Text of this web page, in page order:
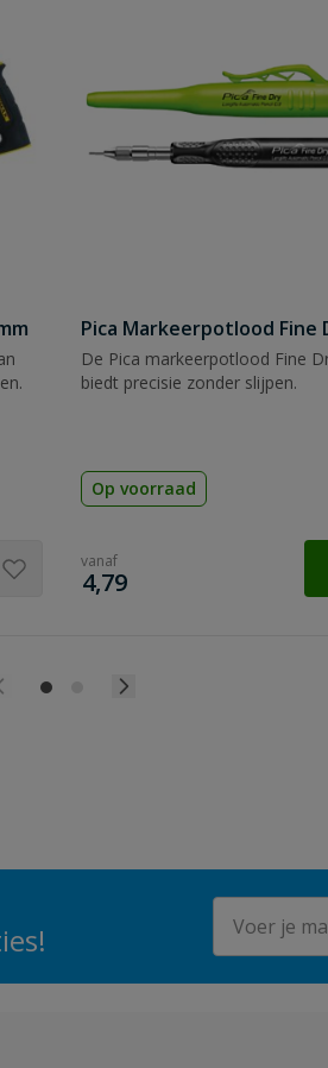
Pica Markeerpotlood Fine
De Pica markeerpotlood Fine
biedt precisie zonder slijpen.
Op voorraad
vanaf
€
4,79